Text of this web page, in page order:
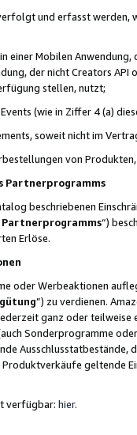
und erfasst werden,
einer Mobilen
der nicht Creators
stellen, nutzt;
(wie in Ziffer 4 (a)
soweit nicht im
von
Partnerprogramms
beschriebenen
Partnerprogramms“)
Erlöse.
oder Werbeaktionen
”) zu verdienen.
ganz oder
Sonderprogramme
Ausschlusstatbestände,
geltende
verfügbar: hier.